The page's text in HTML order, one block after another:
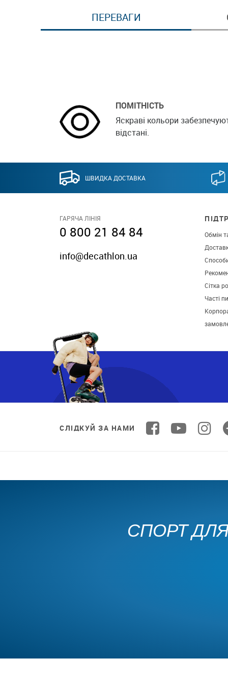
ПЕРЕВАГИ
ПОМІТНІСТЬ
Яскраві кольори
відстані.
ШВИДКА ДОСТАВКА
ГАРЯЧА ЛІНІЯ
0 800 21 84 84
info@decathlon.ua
Обмін
Сітка
Часті
СЛІДКУЙ ЗА НАМИ
СПОРТ